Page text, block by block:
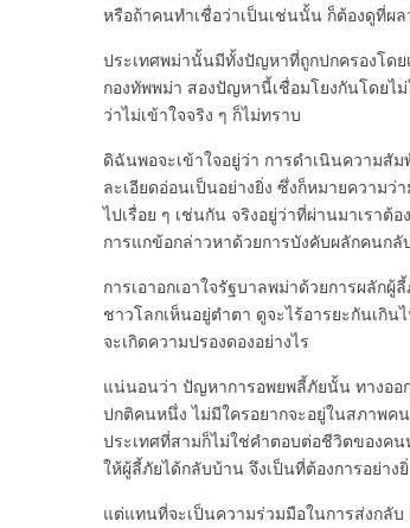
หรือถ้าคนทำเชื่อว่าเป็นเช่นนั้น ก็ต้องดูที่ผล
ประเทศพม่านั้นมีทั้งปัญหาที่ถูกปกครองโด
กองทัพพม่า สองปัญหานี้เชื่อมโยงกันโดยไม่
ว่าไม่เข้าใจจริง ๆ ก็ไม่ทราบ
ดิฉันพอจะเข้าใจอยู่ว่า การดำเนินความสั
ละเอียดอ่อนเป็นอย่างยิ่ง ซึ่งก็หมายความว่
ไปเรื่อย ๆ เช่นกัน จริงอยู่ว่าที่ผ่านมาเราต้อ
การแกข้อกล่าวหาด้วยการบังคับผลักคนกลั
การเอาอกเอาใจรัฐบาลพม่าด้วยการผลักผู้
ชาวโลกเห็นอยู่ตำตา ดูจะไร้อารยะกันเกิน
จะเกิดความปรองดองอย่างไร
แน่นอนว่า ปัญหาการอพยพลี้ภัยนั้น ทางออ
ปกติคนหนึ่ง ไม่มีใครอยากจะอยู่ในสภาพค
ประเทศที่สามก็ไม่ใช่คำตอบต่อชีวิตของคน
ให้ผู้ลี้ภัยได้กลับบ้าน จึงเป็นที่ต้องการอย่าง
แต่แทนที่จะเป็นความร่วมมือในการส่งกลั